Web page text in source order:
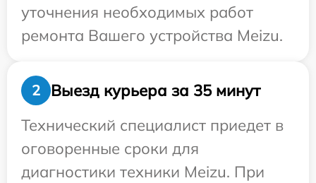
уточнения необходимых работ
ремонта Вашего устройства Meizu.
2
Выезд курьера за 35 минут
Технический специалист приедет в
оговоренные сроки для
диагностики техники Meizu. При